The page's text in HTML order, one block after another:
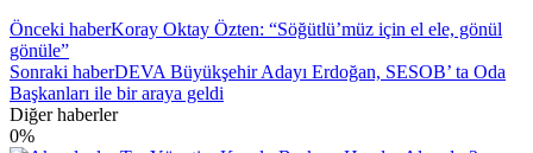
Önceki haberKoray Oktay Özten: “Söğütlü’müz için el ele, gönül
gönüle”
Sonraki haberDEVA Büyükşehir Adayı Erdoğan, SESOB’ ta Oda
Başkanları ile bir araya geldi
Diğer haberler
0%